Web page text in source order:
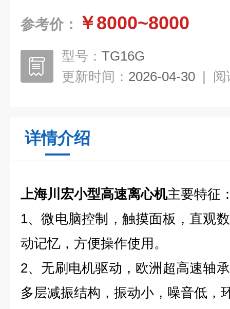
参考价： ￥8000~8000
型号： TG16G
更新时间： 2026-04-30 | 阅
详情介绍
上海川宏小型高速离心机主要特征
1、微电脑控制，触摸面板，直观
动记忆，方便操作使用。
2、无刷电机驱动，欧洲超高速轴
多层减振结构，振动小，噪音低，